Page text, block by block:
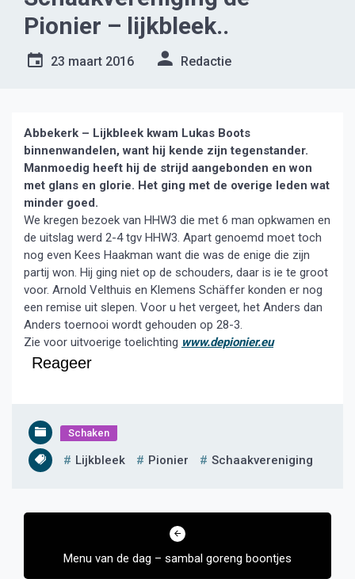
Pionier – lijkbleek..
23 maart 2016 Redactie
Abbekerk – Lijkbleek kwam Lukas Boots
binnenwandelen, want hij kende zijn tegenstander.
Manmoedig heeft hij de strijd aangebonden en won
met glans en glorie. Het ging met de overige leden wat
minder goed.
We kregen bezoek van HHW3 die met 6 man opkwamen en
de uitslag werd 2-4 tgv HHW3. Apart genoemd moet toch
nog even Kees Haakman want die was de enige die zijn
partij won. Hij ging niet op de schouders, daar is ie te groot
voor. Arnold Velthuis en Klemens Schäffer konden er nog
een remise uit slepen. Voor u het vergeet, het Anders dan
Anders toernooi wordt gehouden op 28-3.
Zie voor uitvoerige toelichting www.depionier.eu
Reageer
Schaken
Lijkbleek Pionier Schaakvereniging
Bericht
Menu van de dag – sambal goreng boontjes